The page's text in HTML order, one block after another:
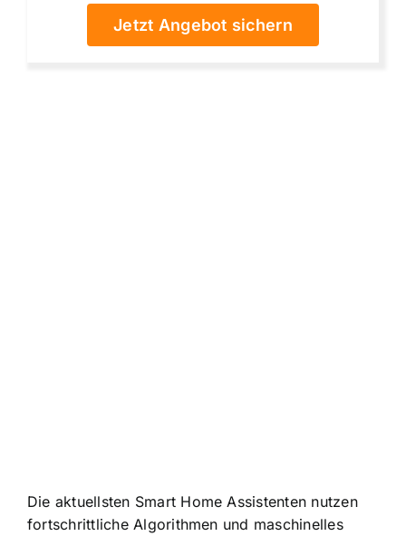
Jetzt Angebot sichern
Die aktuellsten Smart Home Assistenten nutzen
fortschrittliche Algorithmen und maschinelles